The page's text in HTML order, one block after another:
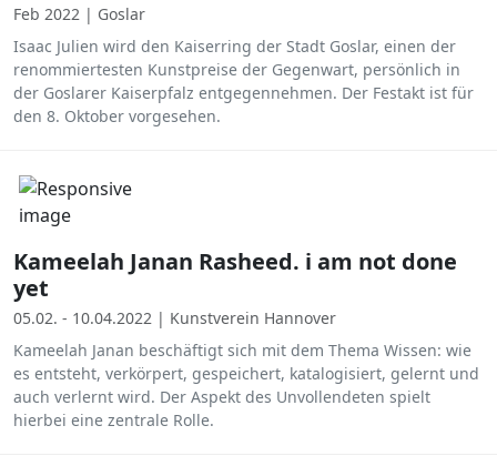
Feb 2022 | Goslar
Isaac Julien wird den Kaiserring der Stadt Goslar, einen der
renommiertesten Kunstpreise der Gegenwart, persönlich in
der Goslarer Kaiserpfalz entgegennehmen. Der Festakt ist für
den 8. Oktober vorgesehen.
Kameelah Janan Rasheed. i am not done
yet
05.02. - 10.04.2022 | Kunstverein Hannover
Kameelah Janan beschäftigt sich mit dem Thema Wissen: wie
es entsteht, verkörpert, gespeichert, katalogisiert, gelernt und
auch verlernt wird. Der Aspekt des Unvollendeten spielt
hierbei eine zentrale Rolle.